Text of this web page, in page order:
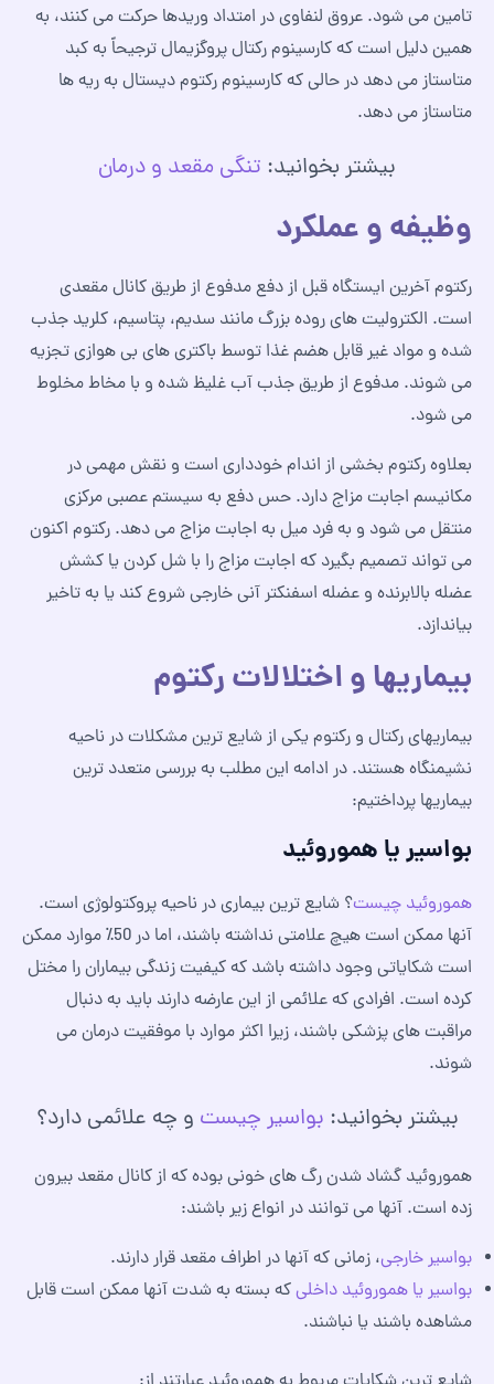
تامین می شود. عروق لنفاوی در امتداد وریدها حرکت می کنند، به
همین دلیل است که کارسینوم رکتال پروگزیمال ترجیحاً به کبد
متاستاز می دهد در حالی که کارسینوم رکتوم دیستال به ریه ها
متاستاز می دهد.
بیشتر بخوانید: تنگی مقعد و درمان
وظیفه و عملکرد
رکتوم آخرین ایستگاه قبل از دفع مدفوع از طریق کانال مقعدی
است. الکترولیت های روده بزرگ مانند سدیم، پتاسیم، کلرید جذب
شده و مواد غیر قابل هضم غذا توسط باکتری های بی هوازی تجزیه
می شوند. مدفوع از طریق جذب آب غلیظ شده و با مخاط مخلوط
می شود.
بعلاوه رکتوم بخشی از اندام خودداری است و نقش مهمی در
مکانیسم اجابت مزاج دارد. حس دفع به سیستم عصبی مرکزی
منتقل می شود و به فرد میل به اجابت مزاج می دهد. رکتوم اکنون
می تواند تصمیم بگیرد که اجابت مزاج را با شل کردن یا کشش
عضله بالابرنده و عضله اسفنکتر آنی خارجی شروع کند یا به تاخیر
بیاندازد.
بیماریها و اختلالات رکتوم
بیماریهای رکتال و رکتوم یکی از شایع ترین مشکلات در ناحیه
نشیمنگاه هستند. در ادامه این مطلب به بررسی متعدد ترین
بیماریها پرداختیم:
بواسیر یا هموروئید
هموروئید چیست؟ شایع ترین بیماری در ناحیه پروکتولوژی است.
آنها ممکن است هیچ علامتی نداشته باشند، اما در 50٪ موارد ممکن
است شکایاتی وجود داشته باشد که کیفیت زندگی بیماران را مختل
کرده است. افرادی که علائمی از این عارضه دارند باید به دنبال
مراقبت های پزشکی باشند، زیرا اکثر موارد با موفقیت درمان می
شوند.
بیشتر بخوانید: بواسیر چیست و چه علائمی دارد؟
هموروئید گشاد شدن رگ های خونی بوده که از کانال مقعد بیرون
زده است. آنها می توانند در انواع زیر باشند:
بواسیر خارجی، زمانی که آنها در اطراف مقعد قرار دارند.
بواسیر یا هموروئید داخلیکه بسته به شدت آنها ممکن است قابل
مشاهده باشند یا نباشند.